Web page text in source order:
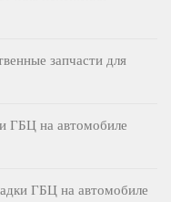
запчасти для
ГБЦ на автомобиле
ГБЦ на автомобиле